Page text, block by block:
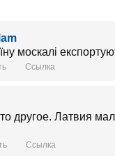
москалі
Ссылка
другое. Латвия
Ссылка